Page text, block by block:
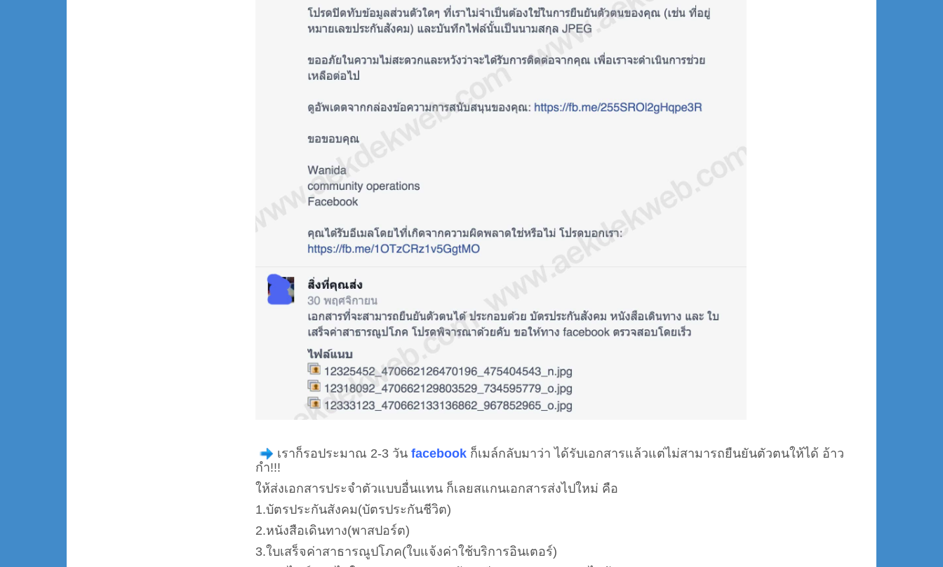
เราก็รอประมาณ 2-3 วัน facebookก็เมล์กลับมาว่า ได้รับเอกสารแล้วแต่ไม่สามารถยืนยันตัวตนให้ได้ อ้าว
กำ!!!
ให้ส่งเอกสารประจำตัวแบบอื่นแทน ก็เลยสแกนเอกสารส่งไปใหม่ คือ
1.บัตรประกันสังคม(บัตรประกันชีวิต)
2.หนังสือเดินทาง(พาสปอร์ต)
3.ใบเสร็จค่าสาธารณูปโภค(ใบแจ้งค่าใช้บริการอินเตอร์)